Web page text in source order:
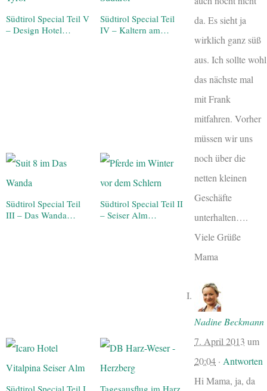
Südtirol Special Teil V
– Design Hotel…
Südtirol Special Teil
IV – Kaltern am…
Südtirol Special Teil
III – Das Wanda…
Südtirol Special Teil II
– Seiser Alm…
da. Es sieht ja
wirklich ganz süß
aus. Ich sollte wohl
das nächste mal
mit Frank
mitfahren. Vorher
müssen wir uns
noch über die
netten kleinen
Geschäfte
unterhalten….
Viele Grüße
Mama
Nadine Beckmann
7. April 2013 um
20:04 · Antworten
Hi Mama, ja, da